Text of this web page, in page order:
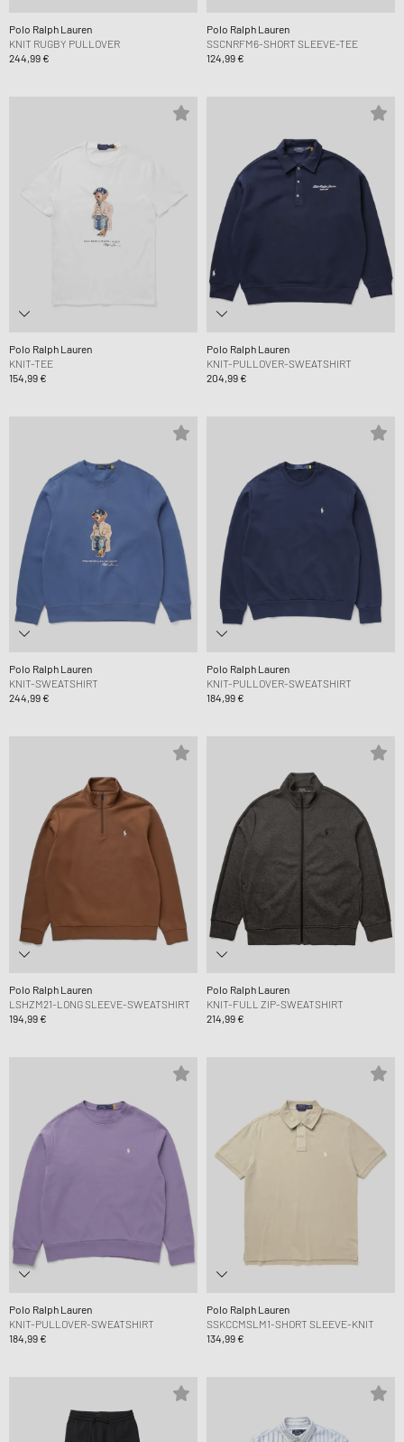
Polo Ralph Lauren
KNIT RUGBY PULLOVER
244,99 €
Polo Ralph Lauren
SSCNRFM6-SHORT SLEEVE-TEE
124,99 €
Polo Ralph Lauren
KNIT-TEE
154,99 €
Polo Ralph Lauren
KNIT-PULLOVER-SWEATSHIRT
204,99 €
Polo Ralph Lauren
KNIT-SWEATSHIRT
244,99 €
Polo Ralph Lauren
KNIT-PULLOVER-SWEATSHIRT
184,99 €
Polo Ralph Lauren
LSHZM21-LONG SLEEVE-SWEATSHIRT
194,99 €
Polo Ralph Lauren
KNIT-FULL ZIP-SWEATSHIRT
214,99 €
Polo Ralph Lauren
KNIT-PULLOVER-SWEATSHIRT
184,99 €
Polo Ralph Lauren
SSKCCMSLM1-SHORT SLEEVE-KNIT
134,99 €